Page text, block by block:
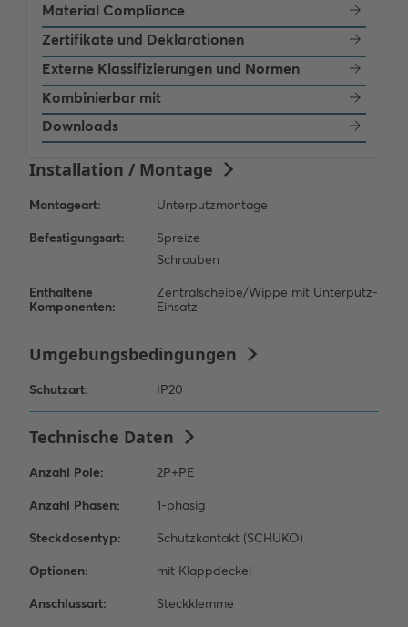
Material Compliance
Zertifikate und Deklarationen
Externe Klassifizierungen und Normen
Kombinierbar mit
Downloads